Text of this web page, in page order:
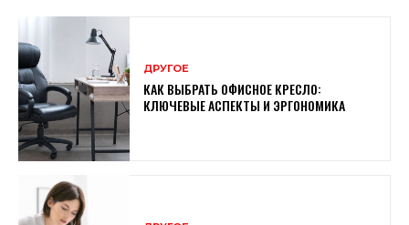
ДРУГОЕ
КАК ВЫБРАТЬ ОФИСНОЕ КРЕСЛО:
КЛЮЧЕВЫЕ АСПЕКТЫ И ЭРГОНОМИКА